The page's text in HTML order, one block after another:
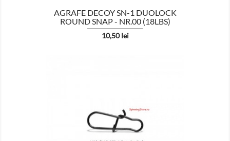
AGRAFE DECOY SN-1 DUOLOCK
ROUND SNAP - NR.00 (18LBS)
Pret
10,50 lei
